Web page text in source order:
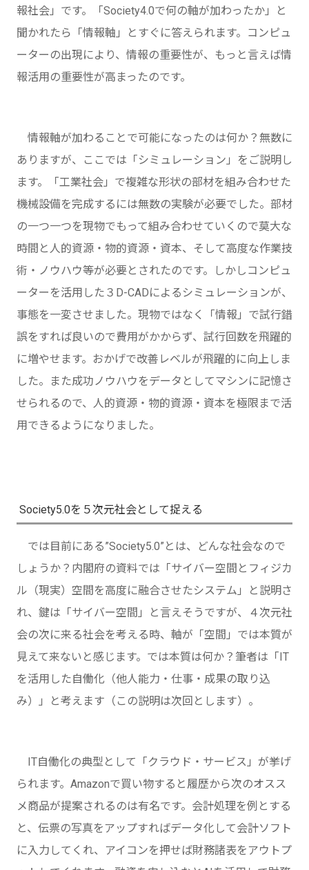
報社会」です。「Society4.0で何の軸が加わったか」と
聞かれたら「情報軸」とすぐに答えられます。コンピュ
ーターの出現により、情報の重要性が、もっと言えば情
報活用の重要性が高まったのです。
情報軸が加わることで可能になったのは何か？無数に
ありますが、ここでは「シミュレーション」をご説明し
ます。「工業社会」で複雑な形状の部材を組み合わせた
機械設備を完成するには無数の実験が必要でした。部材
の一つ一つを現物でもって組み合わせていくので莫大な
時間と人的資源・物的資源・資本、そして高度な作業技
術・ノウハウ等が必要とされたのです。しかしコンピュ
ーターを活用した３D-CADによるシミュレーションが、
事態を一変させました。現物ではなく「情報」で試行錯
誤をすれば良いので費用がかからず、試行回数を飛躍的
に増やせます。おかげで改善レベルが飛躍的に向上しま
した。また成功ノウハウをデータとしてマシンに記憶さ
せられるので、人的資源・物的資源・資本を極限まで活
用できるようになりました。
Society5.0を５次元社会として捉える
では目前にある”Society5.0”とは、どんな社会なので
しょうか？内閣府の資料では「サイバー空間とフィジカ
ル（現実）空間を高度に融合させたシステム」と説明さ
れ、鍵は「サイバー空間」と言えそうですが、４次元社
会の次に来る社会を考える時、軸が「空間」では本質が
見えて来ないと感じます。では本質は何か？筆者は「IT
を活用した自働化（他人能力・仕事・成果の取り込
み）」と考えます（この説明は次回とします）。
IT自働化の典型として「クラウド・サービス」が挙げ
られます。Amazonで買い物すると履歴から次のオスス
メ商品が提案されるのは有名です。会計処理を例とする
と、伝票の写真をアップすればデータ化して会計ソフト
に入力してくれ、アイコンを押せば財務諸表をアウトプ